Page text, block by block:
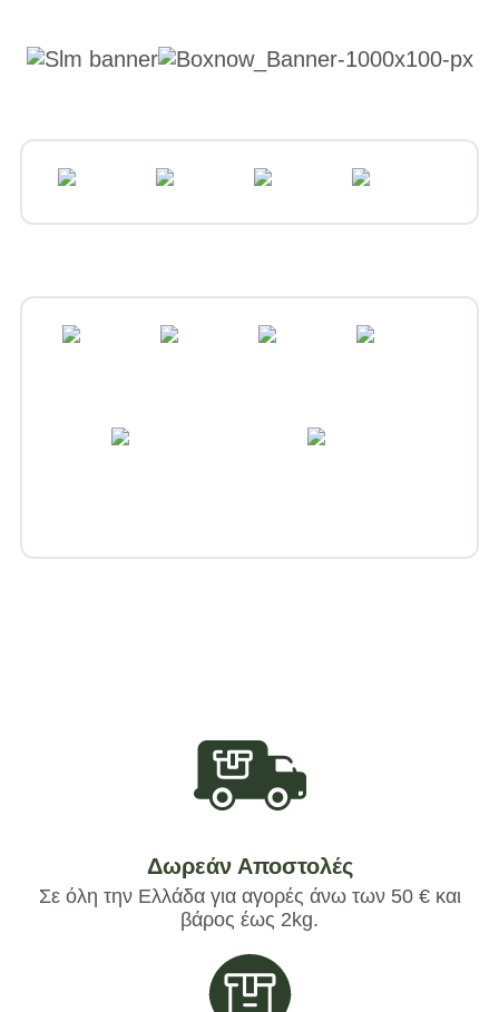
Δωρεάν Αποστολές
Σε όλη την Ελλάδα για αγορές άνω των 50 € και
βάρος έως 2kg.